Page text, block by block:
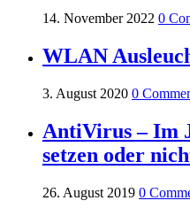
14. November 2022 0
WLAN
3. August 2020 0
AntiVirus – Im
setzen oder
26. August 2019 0